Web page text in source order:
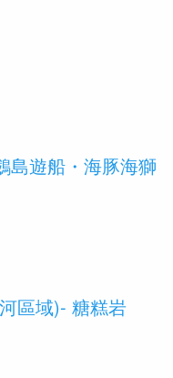
島遊船・海豚海獅
區域)- 糖糕岩